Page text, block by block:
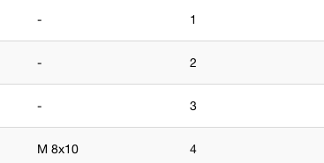
- 1
- 2
- 3
M 8x10 4